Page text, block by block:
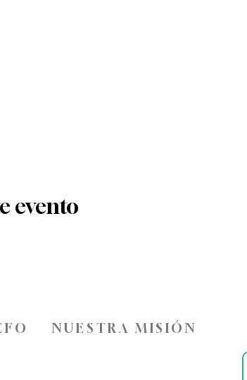
evento
NUESTRA MISIÓN